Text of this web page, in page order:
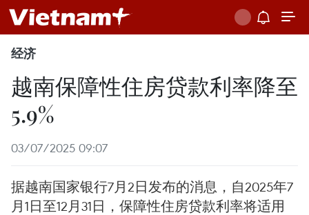
经济
越南保障性住房贷款利率降至
5.9%
03/07/2025 09:07
据越南国家银行7月2日发布的消息，自2025年7
月1日至12月31日，保障性住房贷款利率将适用